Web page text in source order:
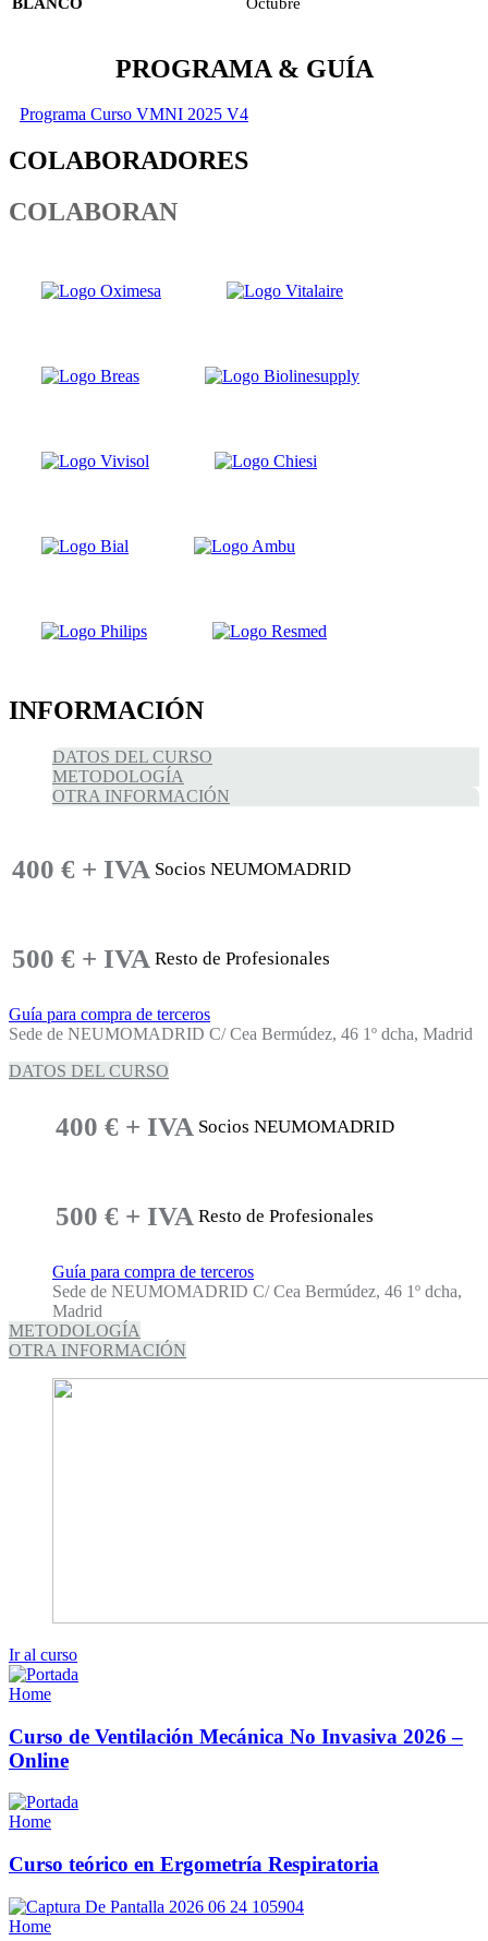
PROGRAMA & GUÍA
Programa Curso VMNI 2025 V4
COLABORADORES
COLABORAN
INFORMACIÓN
DATOS DEL CURSO
METODOLOGÍA
OTRA INFORMACIÓN
400 € + IVA Socios NEUMOMADRID
500 € + IVA Resto de Profesionales
Guía para compra de terceros
Sede de NEUMOMADRID C/ Cea Bermúdez, 46 1º dcha, Madrid
DATOS DEL CURSO
400 € + IVA Socios NEUMOMADRID
500 € + IVA Resto de Profesionales
Guía para compra de terceros
Sede de NEUMOMADRID C/ Cea Bermúdez, 46 1º dcha,
Madrid
METODOLOGÍA
OTRA INFORMACIÓN
Ir al curso
Home
Curso de Ventilación Mecánica No Invasiva 2026 –
Online
Home
Curso teórico en Ergometría Respiratoria
Home